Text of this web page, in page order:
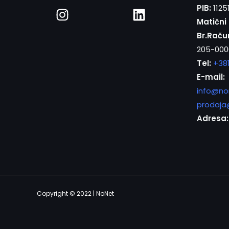
PIB:
Matični
205-
Tel:
E-mail:
Adresa:
Copyright © 2022 | NoNet